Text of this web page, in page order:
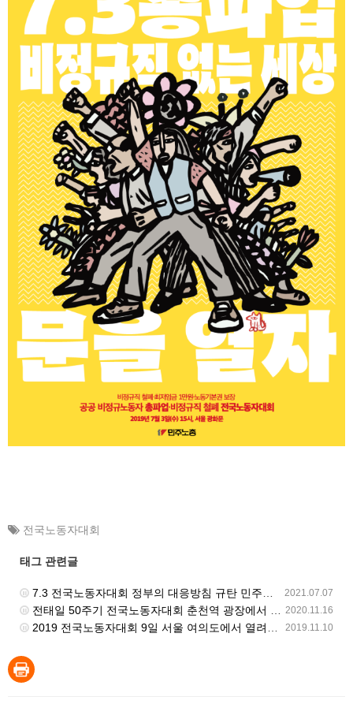
전국노동자대회
태그 관련글
2021.07.07
7.3 전국노동자대회 정부의 대응방침 규탄 민주노총 입장발표 기자회견 - 양경수 위원장 발언
2020.11.16
전태일 50주기 전국노동자대회 춘천역 광장에서 진행
2019.11.10
2019 전국노동자대회 9일 서울 여의도에서 열려… 10만 조합원 참가